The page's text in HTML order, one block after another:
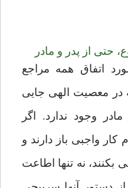
حتی از پدر و مادر
اتفاق همه مراجع
در معصیت الهی جایی
وجود ندارد. اگر
کار واجبی باز دارند و
بکنند، نه تنها اطاعت